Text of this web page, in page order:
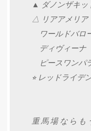
▲ ダノンザキッ
△ リアアメリア
ワールドバロ
ディヴィーナ
ピースワンパ
⭐︎ レッドライデ
重馬場ならも